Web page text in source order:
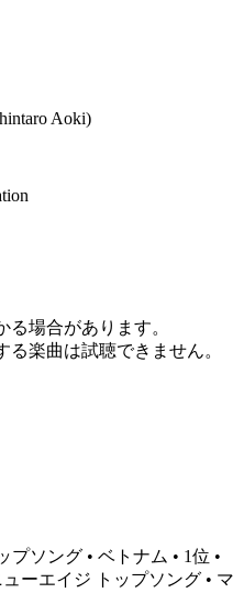
Aoki)
場合があります。
楽曲は試聴できません。
プソング • ベトナム • 1位 •
ューエイジ トップソング • マ